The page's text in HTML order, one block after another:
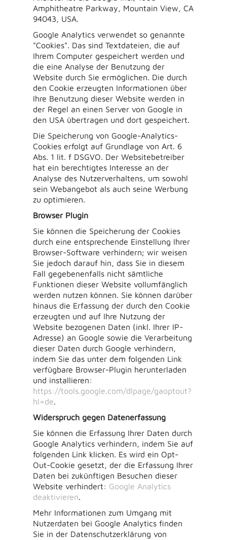
Amphitheatre Parkway, Mountain View, CA
94043, USA.
Google Analytics verwendet so genannte
"Cookies". Das sind Textdateien, die auf
Ihrem Computer gespeichert werden und
die eine Analyse der Benutzung der
Website durch Sie ermöglichen. Die durch
den Cookie erzeugten Informationen über
Ihre Benutzung dieser Website werden in
der Regel an einen Server von Google in
den USA übertragen und dort gespeichert.
Die Speicherung von Google-Analytics-
Cookies erfolgt auf Grundlage von Art. 6
Abs. 1 lit. f DSGVO. Der Websitebetreiber
hat ein berechtigtes Interesse an der
Analyse des Nutzerverhaltens, um sowohl
sein Webangebot als auch seine Werbung
zu optimieren.
Browser Plugin
Sie können die Speicherung der Cookies
durch eine entsprechende Einstellung Ihrer
Browser-Software verhindern; wir weisen
Sie jedoch darauf hin, dass Sie in diesem
Fall gegebenenfalls nicht sämtliche
Funktionen dieser Website vollumfänglich
werden nutzen können. Sie können darüber
hinaus die Erfassung der durch den Cookie
erzeugten und auf Ihre Nutzung der
Website bezogenen Daten (inkl. Ihrer IP-
Adresse) an Google sowie die Verarbeitung
dieser Daten durch Google verhindern,
indem Sie das unter dem folgenden Link
verfügbare Browser-Plugin herunterladen
und installieren:
https://tools.google.com/dlpage/gaoptout?
hl=de.
Widerspruch gegen Datenerfassung
Sie können die Erfassung Ihrer Daten durch
Google Analytics verhindern, indem Sie auf
folgenden Link klicken. Es wird ein Opt-
Out-Cookie gesetzt, der die Erfassung Ihrer
Daten bei zukünftigen Besuchen dieser
Website verhindert: Google Analytics
deaktivieren.
Mehr Informationen zum Umgang mit
Nutzerdaten bei Google Analytics finden
Sie in der Datenschutzerklärung von